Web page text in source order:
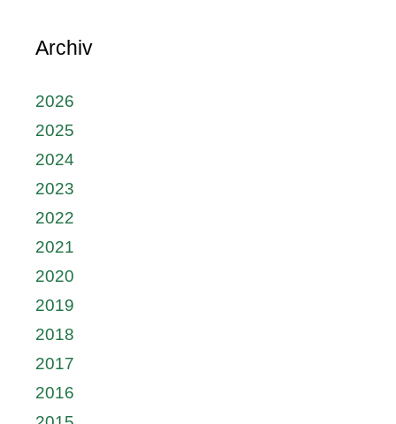
Archiv
2026
2025
2024
2023
2022
2021
2020
2019
2018
2017
2016